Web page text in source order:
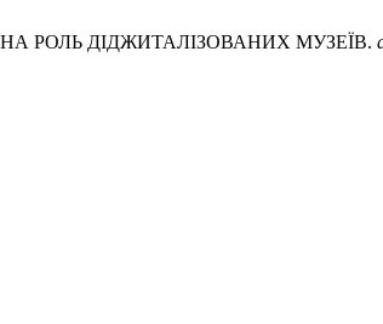
РОЛЬ ДІДЖИТАЛІЗОВАНИХ МУЗЕЇВ.